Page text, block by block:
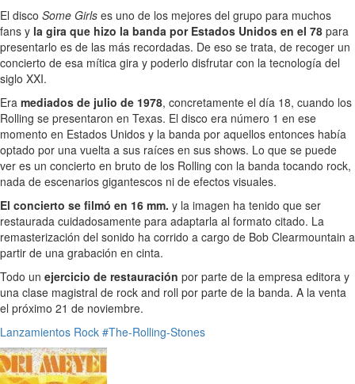
El disco Some Girls es uno de los mejores del grupo para muchos
fans y la gira que hizo la banda por Estados Unidos en el 78 para
presentarlo es de las más recordadas. De eso se trata, de recoger un
concierto de esa mítica gira y poderlo disfrutar con la tecnología del
siglo XXI.
Era mediados de julio de 1978, concretamente el día 18, cuando los
Rolling se presentaron en Texas. El disco era número 1 en ese
momento en Estados Unidos y la banda por aquellos entonces había
optado por una vuelta a sus raíces en sus shows. Lo que se puede
ver es un concierto en bruto de los Rolling con la banda tocando rock,
nada de escenarios gigantescos ni de efectos visuales.
El concierto se filmó en 16 mm. y la imagen ha tenido que ser
restaurada cuidadosamente para adaptarla al formato citado. La
remasterización del sonido ha corrido a cargo de Bob Clearmountain a
partir de una grabación en cinta.
Todo un ejercicio de restauración por parte de la empresa editora y
una clase magistral de rock and roll por parte de la banda. A la venta
el próximo 21 de noviembre.
Lanzamientos Rock #The-Rolling-Stones